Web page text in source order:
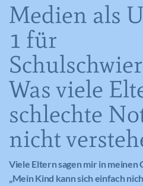
Medien als
1 für
Was viele
schlechte
nicht
Viele Eltern sagen mir in meinen
„Mein Kind kann sich einfach